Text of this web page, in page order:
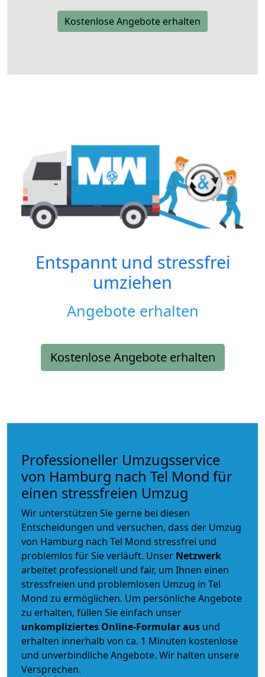
Kostenlose Angebote erhalten
Entspannt und stressfrei
umziehen
Angebote erhalten
Kostenlose Angebote erhalten
Professioneller Umzugsservice
von Hamburg nach Tel Mond für
einen stressfreien Umzug
Wir unterstützen Sie gerne bei diesen
Entscheidungen und versuchen, dass der Umzug
von Hamburg nach Tel Mond stressfrei und
problemlos für Sie verläuft. Unser Netzwerk
arbeitet professionell und fair, um Ihnen einen
stressfreien und problemlosen Umzug in Tel
Mond zu ermöglichen. Um persönliche Angebote
zu erhalten, füllen Sie einfach unser
unkompliziertes Online-Formular aus und
erhalten innerhalb von ca. 1 Minuten kostenlose
und unverbindliche Angebote. Wir halten unsere
Versprechen.